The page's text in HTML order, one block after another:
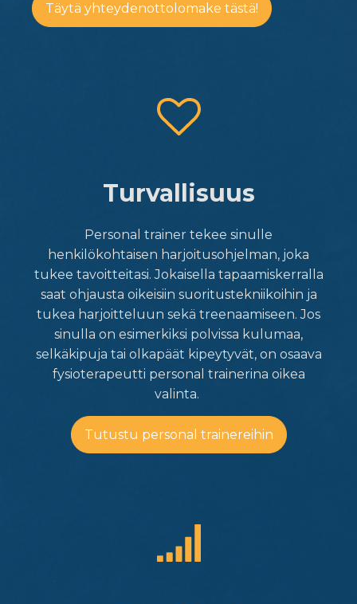
Täytä yhteydenottolomake tästä!
Turvallisuus
Personal trainer tekee sinulle
henkilökohtaisen harjoitusohjelman, joka
tukee tavoitteitasi. Jokaisella tapaamiskerralla
saat ohjausta oikeisiin suoritustekniikoihin ja
tukea harjoitteluun sekä treenaamiseen. Jos
sinulla on esimerkiksi polvissa kulumaa,
selkäkipuja tai olkapäät kipeytyvät, on osaava
fysioterapeutti personal trainerina oikea
valinta.
Tutustu personal trainereihin